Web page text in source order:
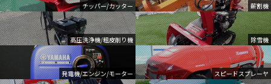
チッパー/カッター 薪割機
高圧洗浄機/粗皮削り機 除雪機
発電機/エンジン/モーター スピードスプレーヤ